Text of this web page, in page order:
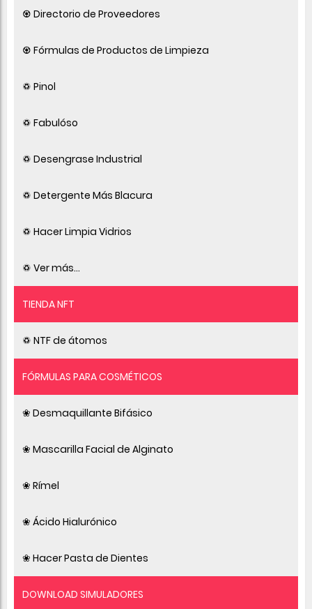
♼ Directorio de Proveedores
♼ Fórmulas de Productos de Limpieza
♽ Pinol
♽ Fabulóso
♽ Desengrase Industrial
♽ Detergente Más Blacura
♽ Hacer Limpia Vidrios
♽ Ver más...
TIENDA NFT
♽ NTF de átomos
FÓRMULAS PARA COSMÉTICOS
❀ Desmaquillante Bifásico
❀ Mascarilla Facial de Alginato
❀ Rímel
❀ Ácido Hialurónico
❀ Hacer Pasta de Dientes
DOWNLOAD SIMULADORES